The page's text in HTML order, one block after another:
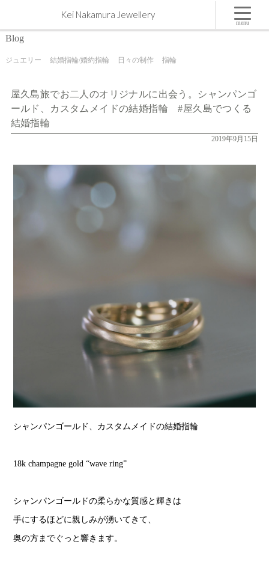
屋久島旅でお二人のオリジナルに出会う。シャンパンゴールド、カスタムメイドの結婚指輪 #
屋久島でつくる結婚指輪 | 屋久島,ジュエリー,オーダーメイドのマリッジリング（結婚・婚約指
Kei Nakamura Jewellery
Blog
ジュエリー 結婚指輪/婚約指輪 日々の制作 指輪
屋久島旅でお二人のオリジナルに出会う。シャンパンゴ
ールド、カスタムメイドの結婚指輪 #屋久島でつくる
結婚指輪
2019年9月15日
シャンパンゴールド、カスタムメイドの結婚指輪
18k champagne gold “wave ring”
シャンパンゴールドの柔らかな質感と輝きは
手にするほどに親しみが湧いてきて、
奥の方までぐっと響きます。
menu